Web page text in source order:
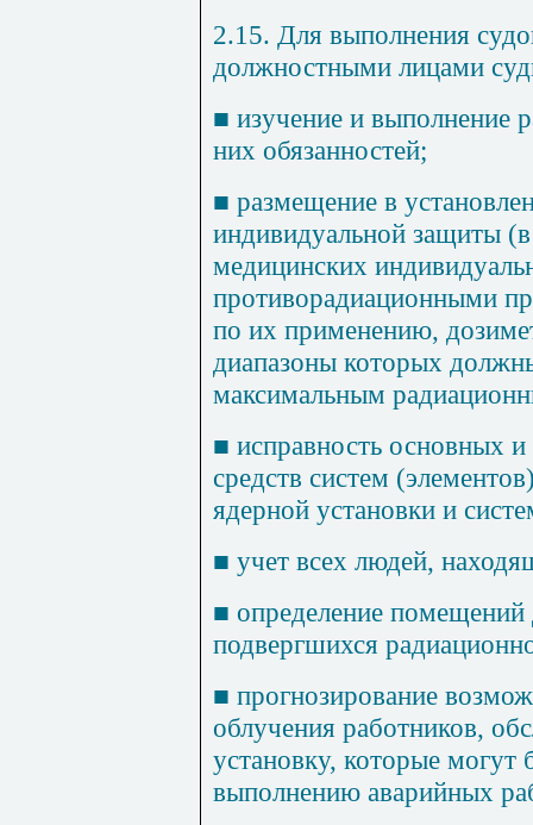
2.15. Для выполнения
должностными лицами
■ изучение и выполнение
них обязанностей;
■ размещение в
индивидуальной защиты
медицинских
противорадиационными
по их применению,
диапазоны которых
максимальным
■ исправность основных
средств систем
ядерной установки и
■ учет всех людей,
■ определение помещений
подвергшихся
■ прогнозирование
облучения работников,
установку, которые могут
выполнению аварийных